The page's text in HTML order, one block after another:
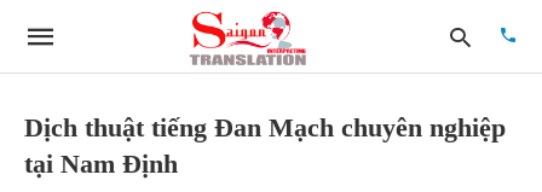
Dịch thuật tiếng Đan Mạch chuyên nghiệp
tại Nam Định